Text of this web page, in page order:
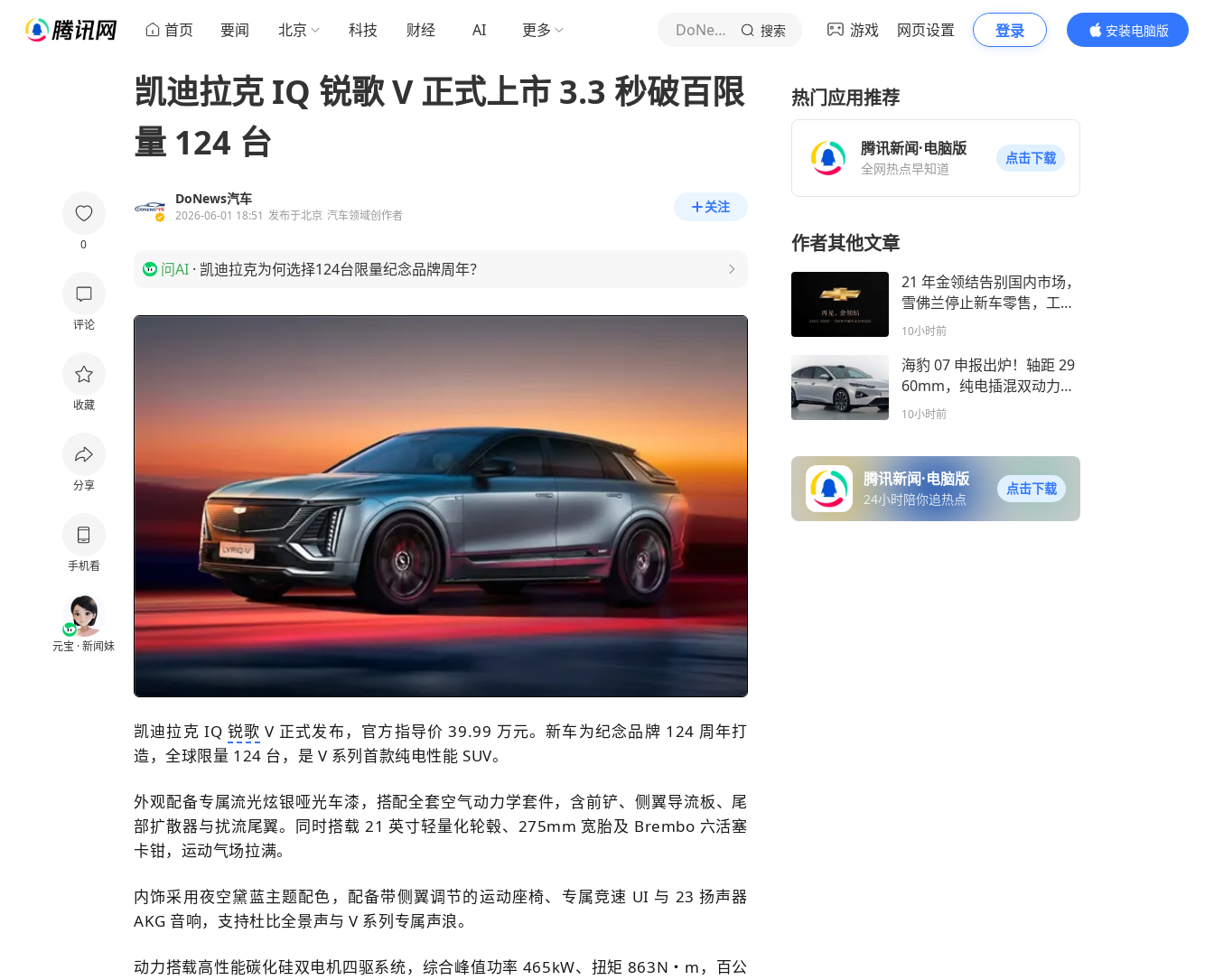
首页 要闻 北京 科技 财经 AI 更多 DoNews汽车 搜索 游戏 网页设置 登录
安装电脑版
内容更精彩
0
评论
收藏
分享
手机看
元宝 · 新闻妹
凯迪拉克 IQ 锐歌 V 正式上市 3.3 秒破百限
量 124 台
DoNews汽车
2026-06-01 18:51 发布于北京 汽车领域创作者
关注
问AI · 凯迪拉克为何选择124台限量纪念品牌周年？
凯迪拉克 IQ 锐歌 V 正式发布，官方指导价 39.99 万元。新车为纪念品牌 124 周年打
造，全球限量 124 台 ，是 V 系列首款纯电性能 SUV。
外观配备专属流光炫银哑光车漆，搭配全套空气动力学套件，含前铲、侧翼导流板、尾
部扩散器与扰流尾翼。同时搭载 21 英寸轻量化轮毂、275mm 宽胎及 Brembo 六活塞
卡钳，运动气场拉满。
内饰采用夜空黛蓝主题配色，配备带侧翼调节的运动座椅、专属竞速 UI 与 23 扬声器
AKG 音响，支持杜比全景声与 V 系列专属声浪。
动力搭载高性能碳化硅双电机四驱系统，综合峰值功率 465kW、扭矩 863N・m， 百公
热门应用推荐
腾讯新闻·电脑版
全网热点早知道
点击下载
作者其他文章
21 年金领结告别国内市场，
雪佛兰停止新车零售，工厂
转型出口基地
10小时前
海豹 07 申报出炉！轴距 29
60mm，纯电插混双动力可
选可配激光雷达
10小时前
腾讯新闻·电脑版
24小时陪你追热点
点击下载